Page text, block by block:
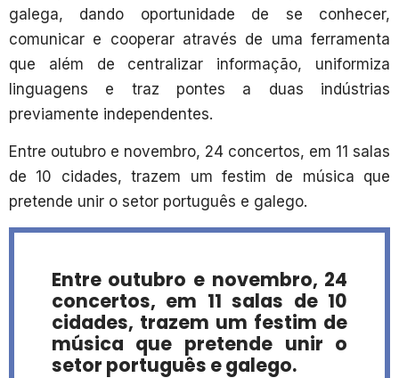
galega, dando oportunidade de se conhecer,
comunicar e cooperar através de uma ferramenta
que além de centralizar informação, uniformiza
linguagens e traz pontes a duas indústrias
previamente independentes.
Entre outubro e novembro, 24 concertos, em 11 salas
de 10 cidades, trazem um festim de música que
pretende unir o setor português e galego.
Entre outubro e novembro, 24
concertos, em 11 salas de 10
cidades, trazem um festim de
música que pretende unir o
setor português e galego.